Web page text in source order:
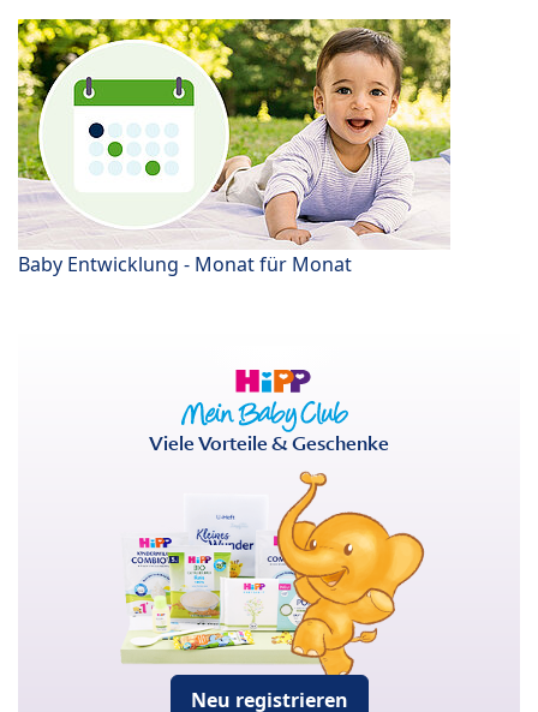
Baby Entwicklung - Monat für Monat
Viele Vorteile & Geschenke
Neu registrieren